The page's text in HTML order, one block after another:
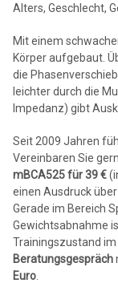
Alters, Geschlecht,
Mit einem
Körper aufgebaut.
die
leichter durch die
Impedanz) gibt
Seit 2009 Jahren
Vereinbaren Sie
mBCA525 für 39 €
einen Ausdruck
Gerade im Bereich
Gewichtsabnahme
Trainingszustand
Beratungsgespräch
Euro